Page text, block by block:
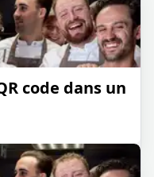
code dans un